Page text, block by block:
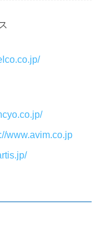
ス
www.avim.co.jp